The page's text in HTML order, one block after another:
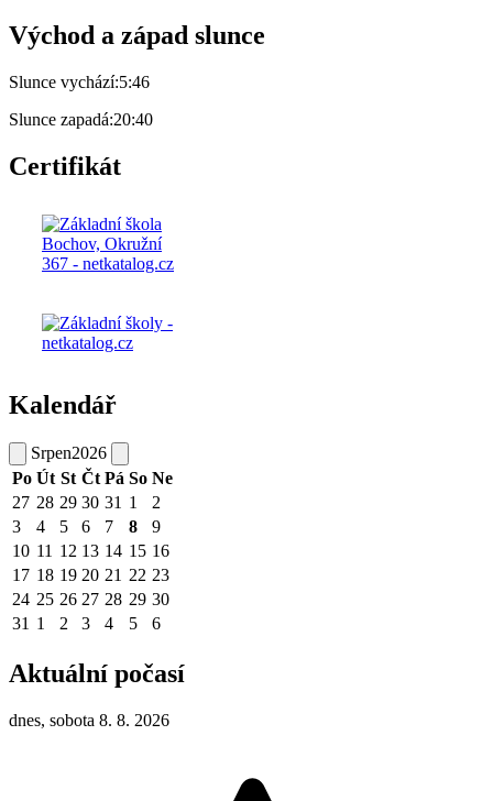
Východ a západ slunce
Slunce vychází:5:46
Slunce zapadá:20:40
Certifikát
Kalendář
Srpen2026
Po Út St Čt Pá So Ne
27 28 29 30 31 1
2
3
4 5 6 7 8
9
10 11 12 13 14 15 16
17 18 19 20 21 22 23
24 25 26 27 28 29 30
31 1 2 3 4 5 6
Aktuální počasí
dnes, sobota 8. 8. 2026